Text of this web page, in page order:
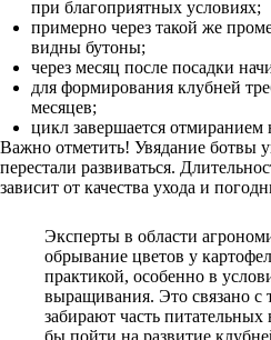
при благоприятных условиях;
примерно через такой же
видны бутоны;
через месяц после посадки
для формирования клубней
месяцев;
цикл завершается отмиранием
Важно отметить! Увядание ботвы
перестали развиваться.
зависит от качества ухода и
Эксперты в области
обрывание цветов у
практикой, особенно в
выращивания. Это связано с
забирают часть
бы пойти на развитие